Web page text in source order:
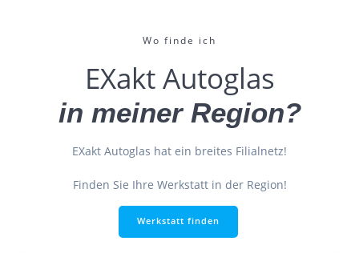
Wo finde ich
EXakt Autoglas
in meiner Region?
EXakt Autoglas hat ein breites Filialnetz!
Finden Sie Ihre Werkstatt in der Region!
Werkstatt finden